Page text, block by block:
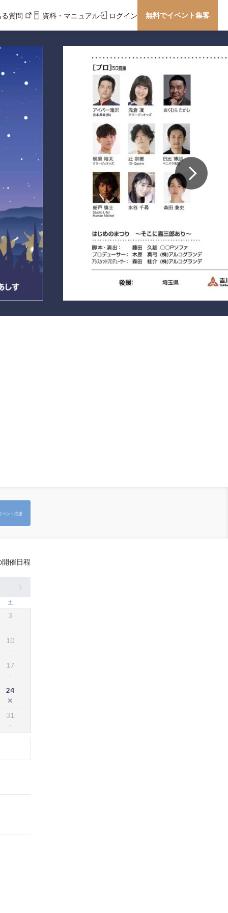
る質問 資料・マニュアル ログイン 無料でイベント集客
ベント応援
開催日程
土
3
10
17
24
31